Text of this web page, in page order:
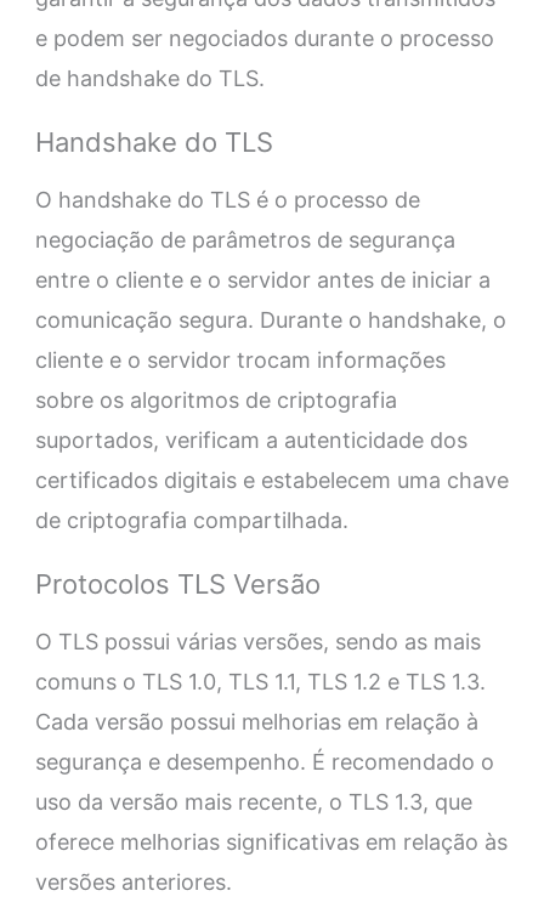
e podem ser negociados durante o processo
de handshake do TLS.
Handshake do TLS
O handshake do TLS é o processo de
negociação de parâmetros de segurança
entre o cliente e o servidor antes de iniciar a
comunicação segura. Durante o handshake, o
cliente e o servidor trocam informações
sobre os algoritmos de criptografia
suportados, verificam a autenticidade dos
certificados digitais e estabelecem uma chave
de criptografia compartilhada.
Protocolos TLS Versão
O TLS possui várias versões, sendo as mais
comuns o TLS 1.0, TLS 1.1, TLS 1.2 e TLS 1.3.
Cada versão possui melhorias em relação à
segurança e desempenho. É recomendado o
uso da versão mais recente, o TLS 1.3, que
oferece melhorias significativas em relação às
versões anteriores.